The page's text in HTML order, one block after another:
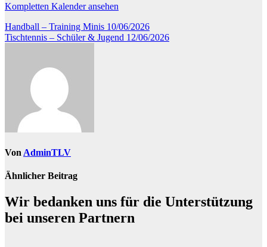
Kompletten Kalender ansehen
Beitragsnavigation
Handball – Training Minis 10/06/2026
Tischtennis – Schüler & Jugend 12/06/2026
Von AdminTLV
Ähnlicher Beitrag
Wir bedanken uns für die Unterstützung
bei unseren Partnern